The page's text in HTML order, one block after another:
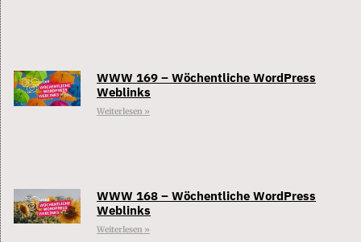
WWW 169 – Wöchentliche WordPress
Weblinks
Weiterlesen »
WWW 168 – Wöchentliche WordPress
Weblinks
Weiterlesen »